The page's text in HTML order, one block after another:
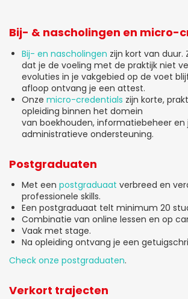
Bij- & nascholingen en micro-
Bij- en nascholingen zijn kort van duur.
dat je de voeling met de praktijk niet
evoluties in je vakgebied op de voet
afloop ontvang je een attest.
Onze micro-credentials zijn korte,
opleiding binnen het domein
van boekhouden, informatiebeheer en
administratieve ondersteuning.
Postgraduaten
Met een postgraduaat verbreed en
professionele skills.
Een postgraduaat telt minimum 20
Combinatie van online lessen en op
Vaak met stage.
Na opleiding ontvang je een
Check onze postgraduaten.
Verkort trajecten